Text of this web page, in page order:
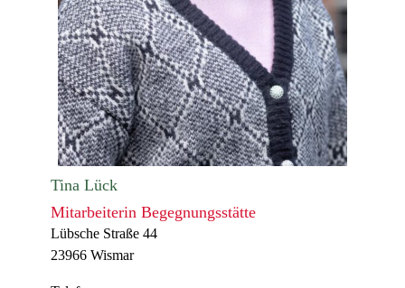
Tina Lück
Mitarbeiterin Begegnungsstätte
Lübsche Straße 44
23966 Wismar